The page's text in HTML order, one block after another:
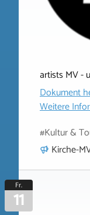
artists MV -
Dokument
Weitere
#Kultur &
Kirche-
Fr.
11